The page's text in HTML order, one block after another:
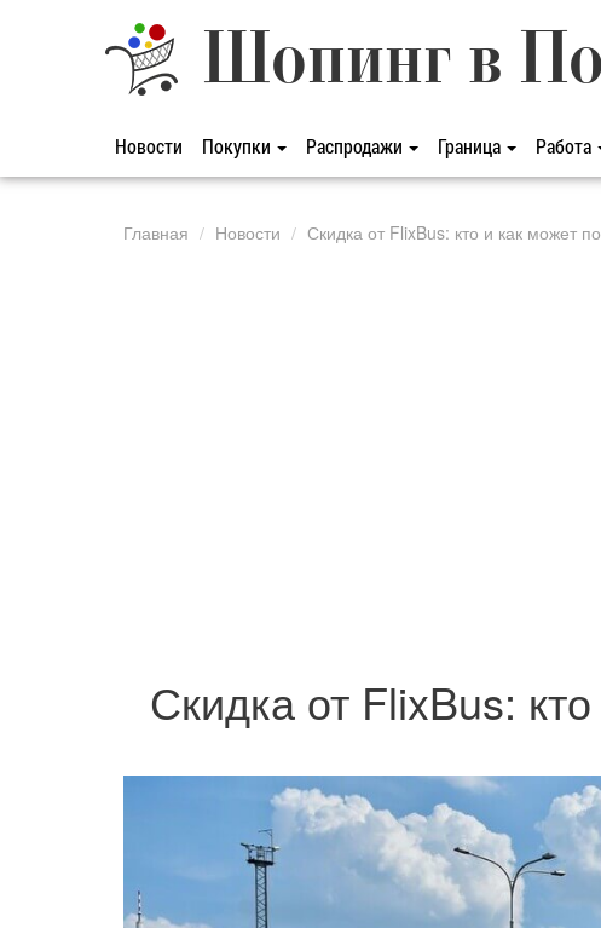
Шопинг в
Новости Покупки Распродажи Граница Работа
Главная Новости Скидка от FlixBus: кто и как может
Скидка от FlixBus: